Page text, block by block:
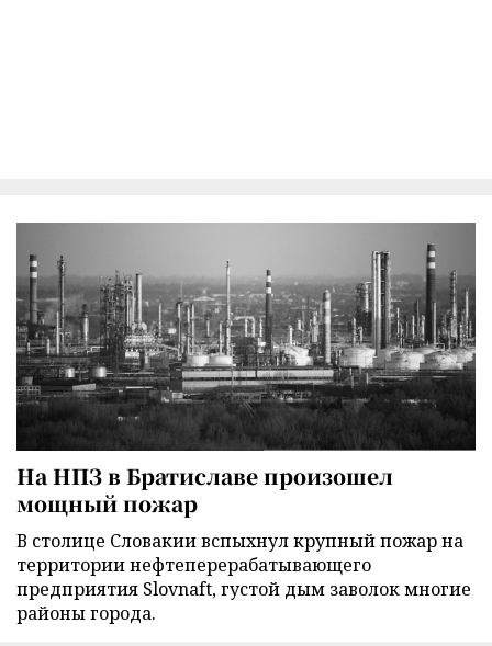
На НПЗ в Братиславе произошел
мощный пожар
В столице Словакии вспыхнул крупный пожар на
территории нефтеперерабатывающего
предприятия Slovnaft, густой дым заволок многие
районы города.